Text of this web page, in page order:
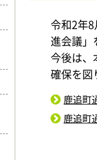
令和2年
進会議」
今後は
確保を図
鹿追町
鹿追町